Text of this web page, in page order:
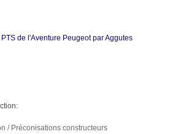
de l'Aventure Peugeot par Aggutes
/ Préconisations constructeurs